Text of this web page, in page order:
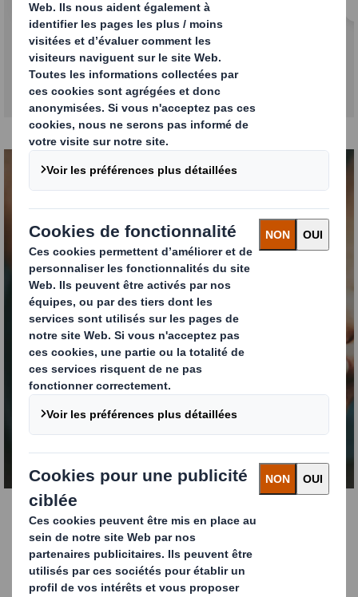
Solutions pour les
marchandises en vrac
EN SAVOIR PLUS
Exemple de réussite
Remplacement des IBC en plastique